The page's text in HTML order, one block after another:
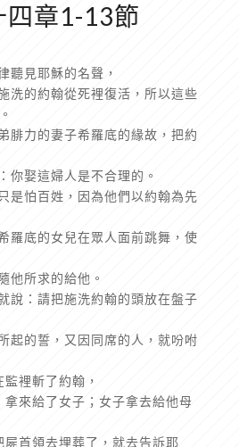
四章1-13節
聽見耶穌的名聲，
洗的約翰從死裡復活，所以這些
腓力的妻子希羅底的緣故，把約
你娶這婦人是不合理的。
是怕百姓，因為他們以約翰為先
羅底的女兒在眾人面前跳舞，使
他所求的給他。
說：請把施洗約翰的頭放在盤子
起的誓，又因同席的人，就吩咐
裡斬了約翰，
來給了女子；女子拿去給他母
首領去埋葬了，就去告訴耶